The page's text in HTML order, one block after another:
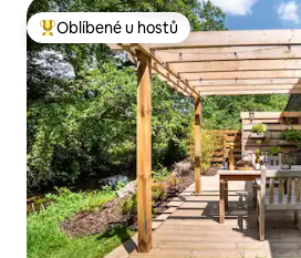
Nejlepší v kategorii Oblíbené u hostů
Oblíbené u hostů